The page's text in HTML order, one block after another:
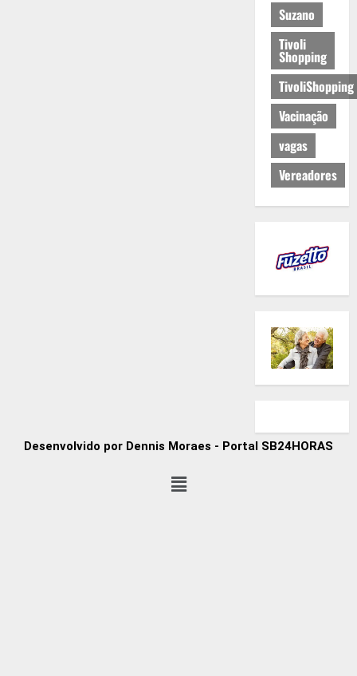
Suzano
Tivoli
Shopping
TivoliShopping
Vacinação
vagas
Vereadores
Desenvolvido por Dennis Moraes - Portal SB24HORAS